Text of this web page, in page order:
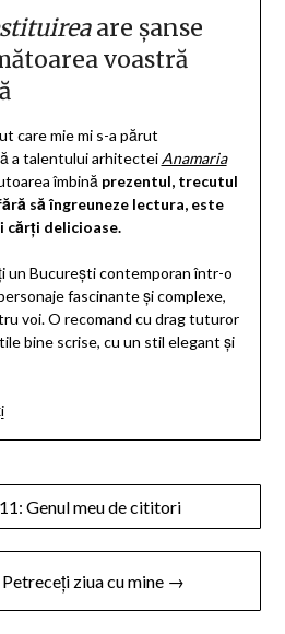
are șanse
voastră
care mie mi s-a părut
a talentului arhitectei Anamaria
îmbină prezentul, trecutul
să îngreuneze lectura, este
cărți delicioase.
un București contemporan într-o
fascinante și complexe,
voi. O recomand cu drag tuturor
bine scrise, cu un stil elegant și
Genul meu de cititori
ziua cu mine →